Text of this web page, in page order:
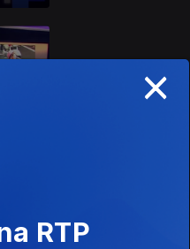
01 mai. 2026
Ep. 12
×
RTP